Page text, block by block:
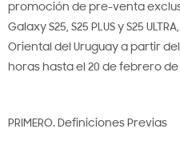
promoción de pre-venta
Galaxy S25, S25 PLUS y S25
Oriental del Uruguay a partir del
horas hasta el 20 de febrero de
PRIMERO. Definiciones Previas
Galaxy S25 Series
Glaxy S25 FE
Galaxy A37 | A57
Galaxy Watch 8 Classic
Galaxy Watches
Correas
Galaxy Tab S10 FE Series
Galaxy Tab A11
Auriculares
Otros
Ver todo
Neo QLED
QLED
Full HD
43"
50"
65"
Barras de sonido
Torres de Sonido
Con Freezer
Ver todo
Secarropas
Lavasecarropas
Aires Acondicionados
Cocinas a gas
Horno de empotrar
Aspiradoras
Aspiradora Robot
Aspiradora sin bolsa
Odyssey OLED
Odyssey
Ver todo
32"
27"
49"